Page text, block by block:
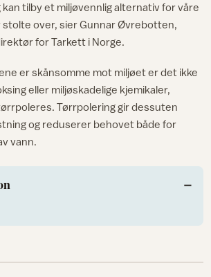
kan tilby et miljøvennlig alternativ for våre
stolte over, sier Gunnar Øvrebotten,
for Tarkett i Norge.
er skånsomme mot miljøet er det ikke
eller miljøskadelige kjemikaler,
Tørrpolering gir dessuten
og reduserer behovet både for
vann.